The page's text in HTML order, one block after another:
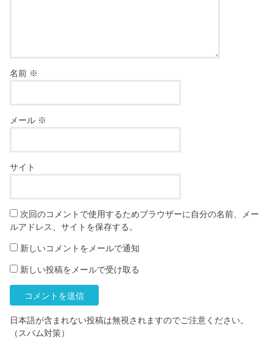
名前 ※
メール ※
サイト
次回のコメントで使用するためブラウザーに自分の名前、メー
ルアドレス、サイトを保存する。
新しいコメントをメールで通知
新しい投稿をメールで受け取る
日本語が含まれない投稿は無視されますのでご注意ください。
（スパム対策）